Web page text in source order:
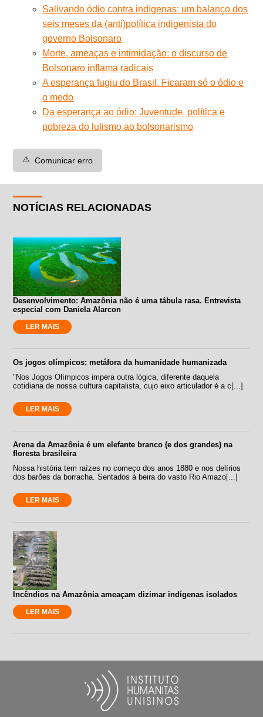
Salivando ódio contra indígenas: um balanço dos
seis meses da (anti)política indigenista do
governo Bolsonaro
Morte, ameaças e intimidação: o discurso de
Bolsonaro inflama radicais
A esperança fugiu do Brasil. Ficaram só o ódio e
o medo
Da esperança ao ódio: Juventude, política e
pobreza do lulismo ao bolsonarismo
⚠️ Comunicar erro
NOTÍCIAS RELACIONADAS
Desenvolvimento: Amazônia não é uma tábula rasa. Entrevista
especial com Daniela Alarcon
LER MAIS
Os jogos olímpicos: metáfora da humanidade humanizada
"Nos Jogos Olímpicos impera outra lógica, diferente daquela
cotidiana de nossa cultura capitalista, cujo eixo articulador é a c[...]
LER MAIS
Arena da Amazônia é um elefante branco (e dos grandes) na
floresta brasileira
Nossa história tem raízes no começo dos anos 1880 e nos delírios
dos barões da borracha. Sentados à beira do vasto Rio Amazo[...]
LER MAIS
Incêndios na Amazônia ameaçam dizimar indígenas isolados
LER MAIS